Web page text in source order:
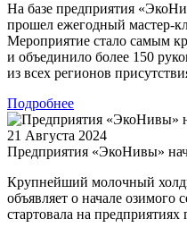
На базе предприятия
прошел ежегодный мастер-
Мероприятие стало самым
и объединило более 150
из всех регионов
Подробнее
21 Августа 2024
Предприятия «ЭкоНивы»
Крупнейший молочный
объявляет о начале озимого
стартовала на